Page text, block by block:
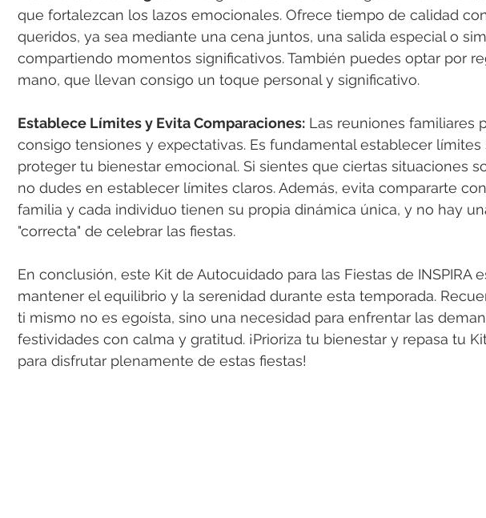
que fortalezcan los lazos emocionales. Ofrece tiempo de calidad
queridos, ya sea mediante una cena juntos, una salida especial o
compartiendo momentos significativos. También puedes optar por
mano, que llevan consigo un toque personal y significativo.
Establece Límites y Evita Comparaciones: Las reuniones familiares
consigo tensiones y expectativas. Es fundamental establecer límites
proteger tu bienestar emocional. Si sientes que ciertas situaciones
no dudes en establecer límites claros. Además, evita compararte
familia y cada individuo tienen su propia dinámica única, y no hay
"correcta" de celebrar las fiestas.
En conclusión, este Kit de Autocuidado para las Fiestas de INSPIRA
mantener el equilibrio y la serenidad durante esta temporada.
ti mismo no es egoísta, sino una necesidad para enfrentar las
festividades con calma y gratitud. ¡Prioriza tu bienestar y repasa tu
para disfrutar plenamente de estas fiestas!